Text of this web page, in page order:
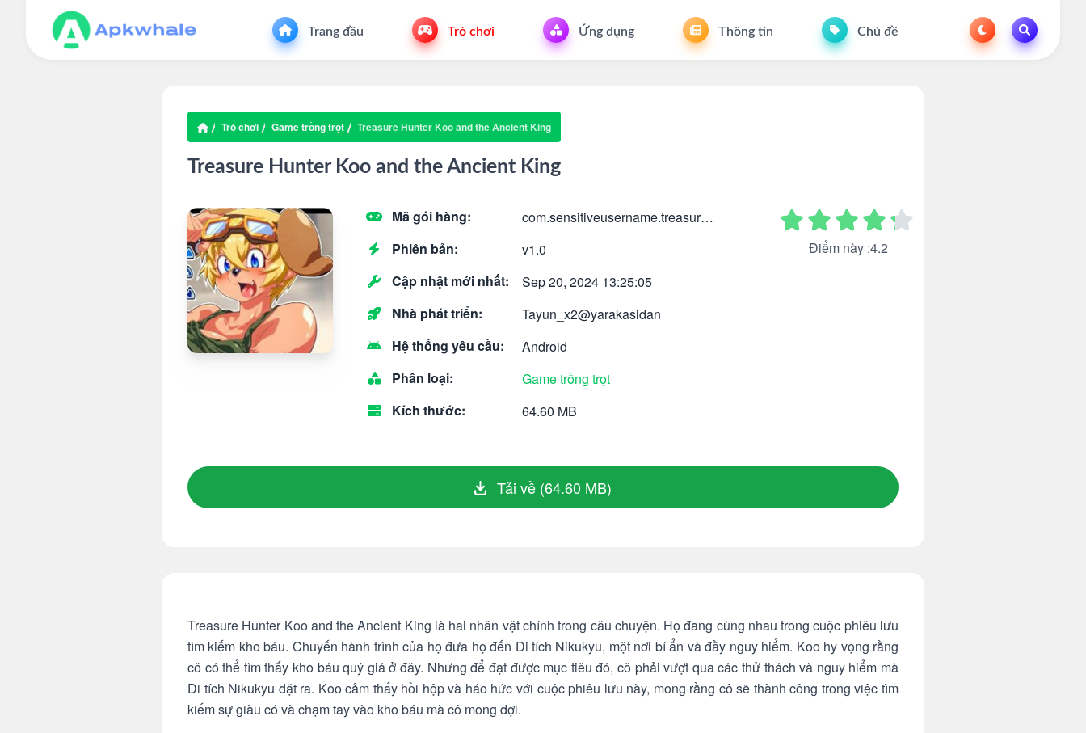
Trang đầu Trò chơi Ứng dụng Thông tin Chủ đề
Trò chơi Game trồng trọt Treasure Hunter Koo and the Ancient King
Treasure Hunter Koo and the Ancient King
Mã gói hàng:
com.sensitiveusername.treasurehunterkuud
Phiên bản:
v1.0
Cập nhật mới nhất:
Sep 20, 2024 13:25:05
Nhà phát triển:
Tayun_x2@yarakasidan
Hệ thống yêu cầu:
Android
Phân loại:
Game trồng trọt
Kích thước:
64.60 MB
Điểm này :4.2
Tải về (64.60 MB)
Treasure Hunter Koo and the Ancient King là hai nhân vật chính trong câu chuyện. Họ đang cùng nhau trong cuộc phiêu lưu
tìm kiếm kho báu. Chuyến hành trình của họ đưa họ đến Di tích Nikukyu, một nơi bí ẩn và đầy nguy hiểm. Koo hy vọng rằng
cô có thể tìm thấy kho báu quý giá ở đây. Nhưng để đạt được mục tiêu đó, cô phải vượt qua các thử thách và nguy hiểm mà
Di tích Nikukyu đặt ra. Koo cảm thấy hồi hộp và háo hức với cuộc phiêu lưu này, mong rằng cô sẽ thành công trong việc tìm
kiếm sự giàu có và chạm tay vào kho báu mà cô mong đợi.